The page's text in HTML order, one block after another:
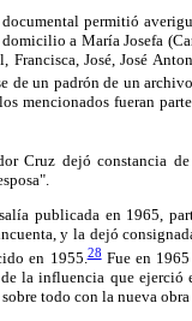
permitió
domicilio a María Josefa
Francisca, José, José
de un padrón de un
mencionados fueran
Cruz dejó constancia
publicada en 1965,
y la dejó
en 1955.28Fue en 1965
la influencia que ejerció
todo con la nueva